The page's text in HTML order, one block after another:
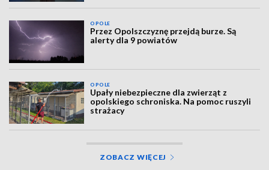
OPOLE
Przez Opolszczyznę przejdą burze. Są
alerty dla 9 powiatów
OPOLE
Upały niebezpieczne dla zwierząt z
opolskiego schroniska. Na pomoc ruszyli
strażacy
ZOBACZ WIĘCEJ